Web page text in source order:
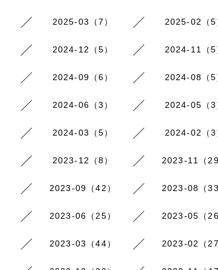
2025-03（7） 2025-02（5
2024-12（5） 2024-11（5
2024-09（6） 2024-08（5
2024-06（3） 2024-05（3
2024-03（5） 2024-02（3
2023-12（8） 2023-11（29
2023-09（42） 2023-08（33
2023-06（25） 2023-05（26
2023-03（44） 2023-02（27